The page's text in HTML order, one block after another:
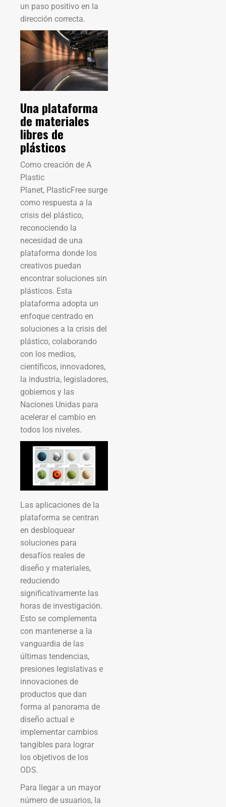
un paso positivo en la
dirección correcta.
Una plataforma
de materiales
libres de
plásticos
Como creación de A
Plastic
Planet, PlasticFree surge
como respuesta a la
crisis del plástico,
reconociendo la
necesidad de una
plataforma donde los
creativos puedan
encontrar soluciones sin
plásticos. Esta
plataforma adopta un
enfoque centrado en
soluciones a la crisis del
plástico, colaborando
con los medios,
científicos, innovadores,
la industria, legisladores,
gobiernos y las
Naciones Unidas para
acelerar el cambio en
todos los niveles.
Las aplicaciones de la
plataforma se centran
en desbloquear
soluciones para
desafíos reales de
diseño y materiales,
reduciendo
significativamente las
horas de investigación.
Esto se complementa
con mantenerse a la
vanguardia de las
últimas tendencias,
presiones legislativas e
innovaciones de
productos que dan
forma al panorama de
diseño actual e
implementar cambios
tangibles para lograr
los objetivos de los
ODS.
Para llegar a un mayor
número de usuarios, la